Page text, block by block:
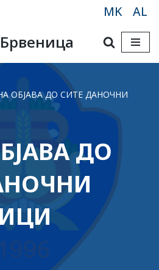
MK AL
ОБЈАВА ДО СИТЕ ДАНОЧНИ
ДО